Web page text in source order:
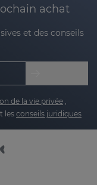
achat
et des conseils
de la vie privée
lesconseils juridiques